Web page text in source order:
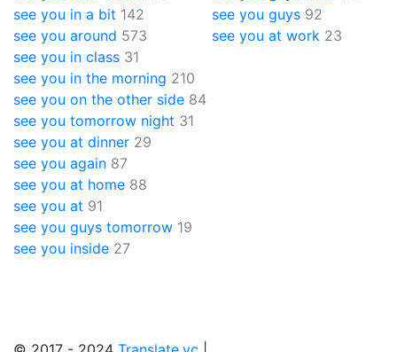
see you in a bit 142
see you around 573
see you guys 92
see you at work 23
see you in class 31
see you in the morning 210
see you on the other side 84
see you tomorrow night 31
see you at dinner 29
see you again 87
see you at home 88
see you at 91
see you guys tomorrow 19
see you inside 27